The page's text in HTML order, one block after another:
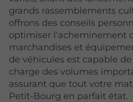
grands rassemblements
offrons des conseils
optimiser l'acheminement
marchandises et
de véhicules est capable
charge des volumes
assurant que tout votre
Petit-Bourg en parfait état.